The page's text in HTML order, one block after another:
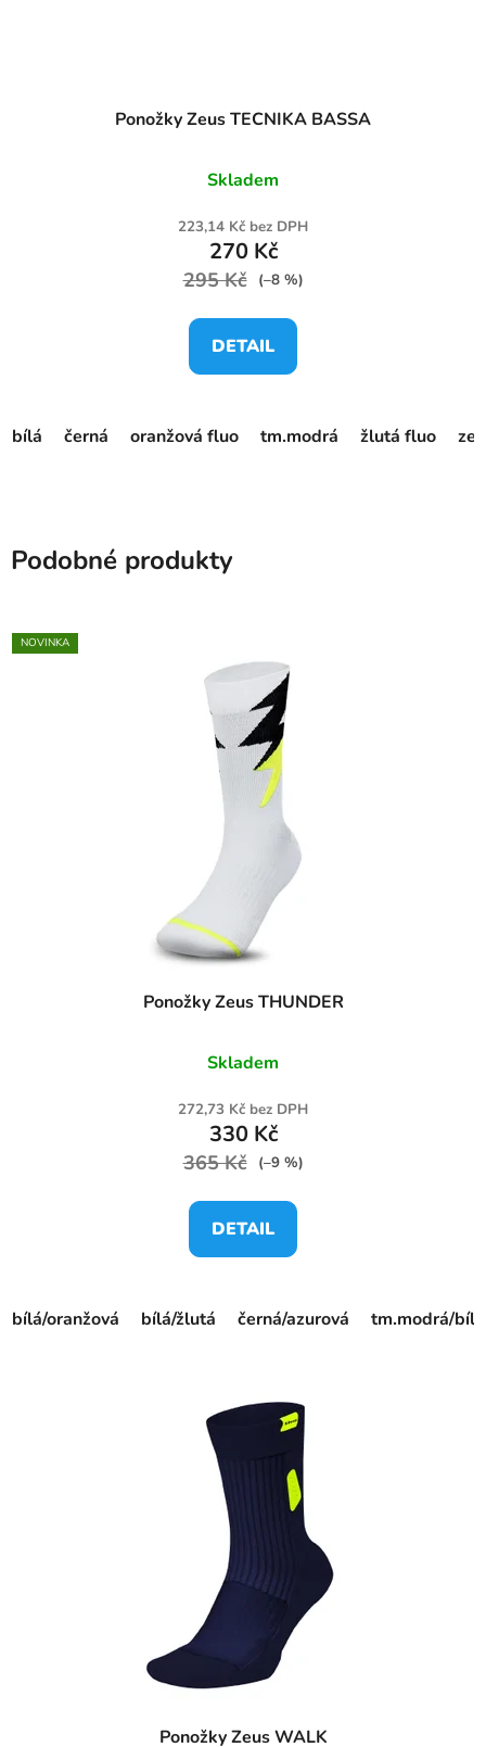
Ponožky Zeus TECNIKA BASSA
Skladem
223,14 Kč bez DPH
270 Kč
295 Kč (–8 %)
DETAIL
bílá černá oranžová fluo tm.modrá žlutá fluo
Podobné produkty
NOVINKA
Ponožky Zeus THUNDER
Skladem
272,73 Kč bez DPH
330 Kč
365 Kč (–9 %)
DETAIL
bílá/oranžová bílá/žlutá černá/azurová tm.modrá/bílá
Ponožky Zeus WALK